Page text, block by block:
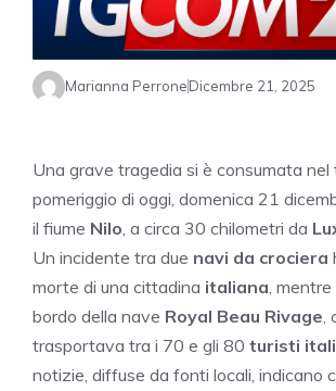
Marianna PerroneDicembre 21, 2025
Una grave tragedia si è consumata nel
pomeriggio di oggi, domenica 21
il fiume Nilo , a circa 30 chilometri da
Un incidente tra due navi da crociera
morte di una cittadina italiana ,
bordo della nave Royal Beau Rivage
trasportava tra i 70 e gli 80 turisti
notizie, diffuse da fonti locali, indicano